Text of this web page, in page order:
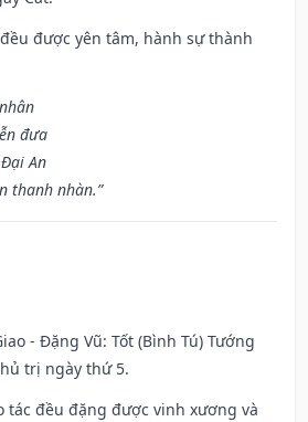
được yên tâm, hành sự thành
đưa
An
thanh nhàn.”
- Đặng Vũ: Tốt (Bình Tú) Tướng
trị ngày thứ 5.
tác đều đặng được vinh xương và